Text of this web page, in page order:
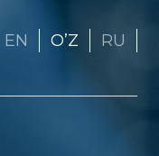
EN OʼZ RU